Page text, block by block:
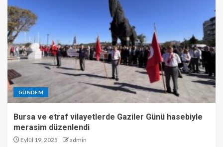
GÜNDEM
Bursa ve etraf vilayetlerde Gaziler Günü hasebiyle
merasim düzenlendi
Eylül 19, 2025 admin